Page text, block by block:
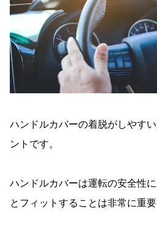
ハンドルカバーの着脱がしやす
ントです。
ハンドルカバーは運転の安全性
とフィットすることは非常に重要